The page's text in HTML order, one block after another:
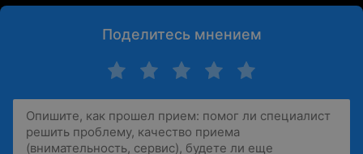
Поделитесь мнением